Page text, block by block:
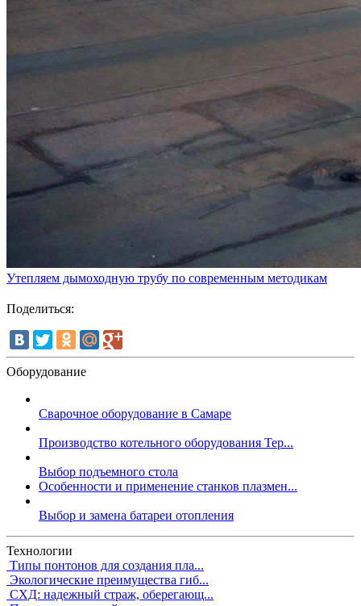
Утепляем дымоходную трубу по современным методикам
Поделиться:
Оборудование
Сварочное оборудование в Самаре
Производство котельного оборудования Тер...
Выбор подъемного стола
Особенности и применение станков плазмен...
Выбор и замена батареи отопления
Технологии
Типы понтонов для создания пла...
Экологические преимущества гиб...
СХД: надежный страж, оберегающ...